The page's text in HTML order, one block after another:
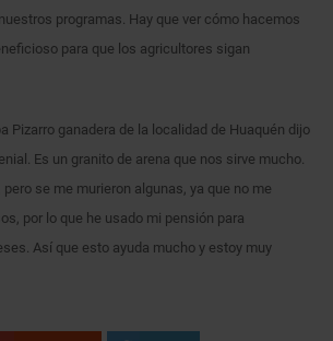
programas. Hay que ver cómo hacemos
para que los agricultores sigan
Pizarro ganadera de la localidad de Huaquén dijo
Es un granito de arena que nos sirve mucho.
se me murieron algunas, ya que no me
por lo que he usado mi pensión para
Así que esto ayuda mucho y estoy muy